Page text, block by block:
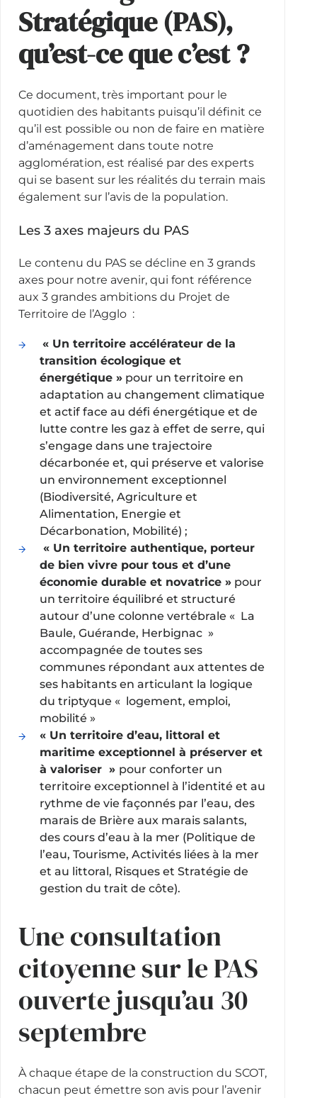
Stratégique (PAS),
qu’est-ce que c’est ?
Ce document, très important pour le
quotidien des habitants puisqu’il définit ce
qu’il est possible ou non de faire en matière
d’aménagement dans toute notre
agglomération, est réalisé par des experts
qui se basent sur les réalités du terrain mais
également sur l’avis de la population.
Les 3 axes majeurs du PAS
Le contenu du PAS se décline en 3 grands
axes pour notre avenir, qui font référence
aux 3 grandes ambitions du Projet de
Territoire de l’Agglo :
« Un territoire accélérateur de la
transition écologique et
énergétique »pour un territoire en
adaptation au changement climatique
et actif face au défi énergétique et de
lutte contre les gaz à effet de serre, qui
s’engage dans une trajectoire
décarbonée et, qui préserve et valorise
un environnement exceptionnel
(Biodiversité, Agriculture et
Alimentation, Energie et
Décarbonation, Mobilité) ;
« Un territoire authentique, porteur
de bien vivre pour tous et d’une
économie durable et novatrice »pour
un territoire équilibré et structuré
autour d’une colonne vertébrale « La
Baule, Guérande, Herbignac »
accompagnée de toutes ses
communes répondant aux attentes de
ses habitants en articulant la logique
du triptyque « logement, emploi,
mobilité »
« Un territoire d’eau, littoral et
maritime exceptionnel à préserver et
à valoriser » pour conforter un
territoire exceptionnel à l’identité et au
rythme de vie façonnés par l’eau, des
marais de Brière aux marais salants,
des cours d’eau à la mer (Politique de
l’eau, Tourisme, Activités liées à la mer
et au littoral, Risques et Stratégie de
gestion du trait de côte).
Une consultation
citoyenne sur le PAS
ouverte jusqu’au 30
septembre
À chaque étape de la construction du SCOT,
chacun peut émettre son avis pour l’avenir